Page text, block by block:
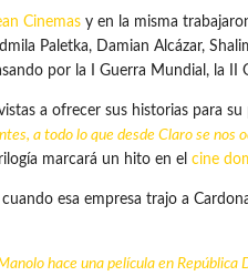
Cinemas y en la misma
Paletka, Damian Alcázar,
por la I Guerra Mundial, la II
a ofrecer sus historias para
a todo lo que desde Claro se nos
marcará un hito en el cine
esa empresa trajo a
hace una película en